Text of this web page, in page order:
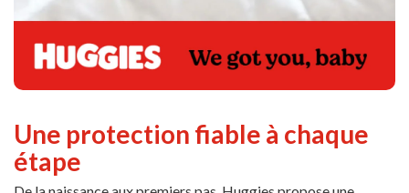
Une protection fiable à chaque
étape